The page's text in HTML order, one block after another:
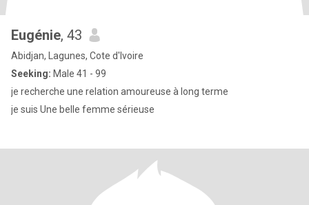
Eugénie, 43
Abidjan, Lagunes, Cote d'Ivoire
Seeking: Male 41 - 99
je recherche une relation amoureuse à long terme
je suis Une belle femme sérieuse